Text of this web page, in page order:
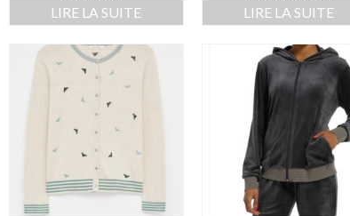
LIRE LA SUITE
LIRE LA SUITE